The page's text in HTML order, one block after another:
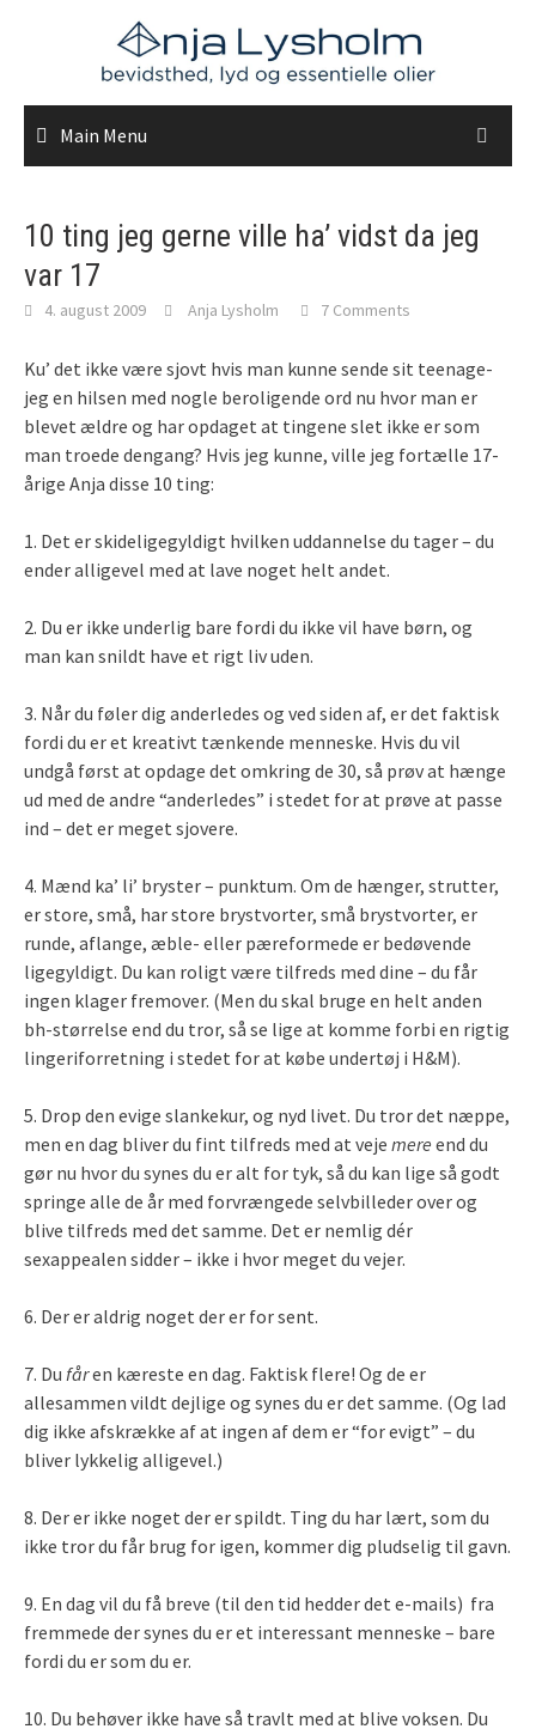
Main Menu
10 ting jeg gerne ville ha’ vidst da jeg
var 17
4. august 2009 Anja Lysholm 7 Comments
Ku’ det ikke være sjovt hvis man kunne sende sit teenage-
jeg en hilsen med nogle beroligende ord nu hvor man er
blevet ældre og har opdaget at tingene slet ikke er som
man troede dengang? Hvis jeg kunne, ville jeg fortælle 17-
årige Anja disse 10 ting:
1. Det er skideligegyldigt hvilken uddannelse du tager – du
ender alligevel med at lave noget helt andet.
2. Du er ikke underlig bare fordi du ikke vil have børn, og
man kan snildt have et rigt liv uden.
3. Når du føler dig anderledes og ved siden af, er det faktisk
fordi du er et kreativt tænkende menneske. Hvis du vil
undgå først at opdage det omkring de 30, så prøv at hænge
ud med de andre “anderledes” i stedet for at prøve at passe
ind – det er meget sjovere.
4. Mænd ka’ li’ bryster – punktum. Om de hænger, strutter,
er store, små, har store brystvorter, små brystvorter, er
runde, aflange, æble- eller pæreformede er bedøvende
ligegyldigt. Du kan roligt være tilfreds med dine – du får
ingen klager fremover. (Men du skal bruge en helt anden
bh-størrelse end du tror, så se lige at komme forbi en rigtig
lingeriforretning i stedet for at købe undertøj i H&M).
5. Drop den evige slankekur, og nyd livet. Du tror det næppe,
men en dag bliver du fint tilfreds med at veje mere end du
gør nu hvor du synes du er alt for tyk, så du kan lige så godt
springe alle de år med forvrængede selvbilleder over og
blive tilfreds med det samme. Det er nemlig dér
sexappealen sidder – ikke i hvor meget du vejer.
6. Der er aldrig noget der er for sent.
7. Du fåren kæreste en dag. Faktisk flere! Og de er
allesammen vildt dejlige og synes du er det samme. (Og lad
dig ikke afskrække af at ingen af dem er “for evigt” – du
bliver lykkelig alligevel.)
8. Der er ikke noget der er spildt. Ting du har lært, som du
ikke tror du får brug for igen, kommer dig pludselig til gavn.
9. En dag vil du få breve (til den tid hedder det e-mails) fra
fremmede der synes du er et interessant menneske – bare
fordi du er som du er.
10. Du behøver ikke have så travlt med at blive voksen. Du